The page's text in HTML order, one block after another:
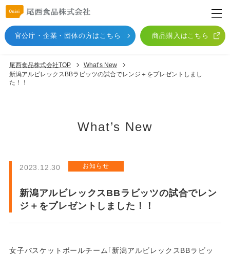
官公庁・企業・団体の方はこちら 商品購入はこちら
尾西食品株式会社TOP
What’s New
新潟アルビレックスBBラビッツの試合でレンジ＋をプレゼントしまし
た！！
What’s New
2023.12.30 お知らせ
新潟アルビレックスBBラビッツの試合でレン
ジ＋をプレゼントしました！！
女子バスケットボールチーム｢新潟アルビレックスBBラビッ